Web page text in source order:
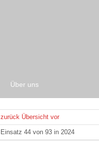
Über uns
zurück Übersicht vor
Einsatz 44 von 93 in 2024